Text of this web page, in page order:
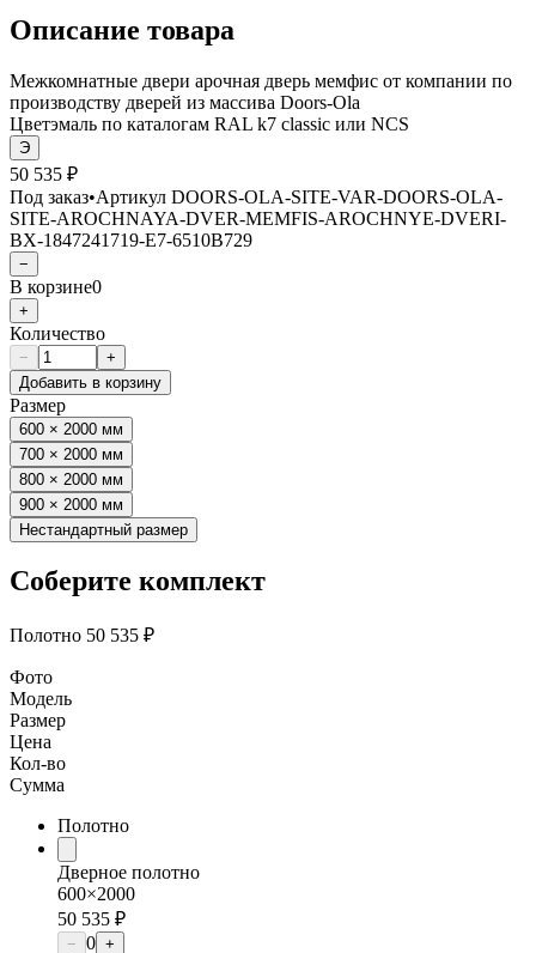
Описание товара
Межкомнатные двери арочная дверь мемфис от компании по
производству дверей из массива Doors-Ola
Цветэмаль по каталогам RAL k7 classic или NCS
Э
50 535 ₽
Под заказ•Артикул DOORS-OLA-SITE-VAR-DOORS-OLA-
SITE-AROCHNAYA-DVER-MEMFIS-AROCHNYE-DVERI-
BX-1847241719-E7-6510B729
−
В корзине0
+
Количество
−
+
Добавить в корзину
Размер
600 × 2000 мм
700 × 2000 мм
800 × 2000 мм
900 × 2000 мм
Нестандартный размер
Соберите комплект
Полотно 50 535 ₽
Фото
Модель
Размер
Цена
Кол-во
Сумма
Полотно
Дверное полотно
600×2000
50 535 ₽
− 0 +